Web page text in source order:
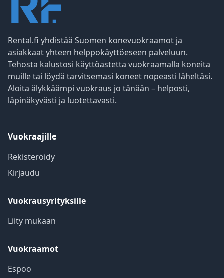
Rental.fi yhdistää Suomen konevuokraamot ja
asiakkaat yhteen helppokäyttöeseen palveluun.
Tehosta kalustosi käyttöastetta vuokraamalla koneita
muille tai löydä tarvitsemasi koneet nopeasti läheltäsi.
Aloita älykkäämpi vuokraus jo tänään – helposti,
läpinäkyvästi ja luotettavasti.
Vuokraajille
Rekisteröidy
Kirjaudu
Vuokrausyrityksille
Liity mukaan
Vuokraamot
Espoo